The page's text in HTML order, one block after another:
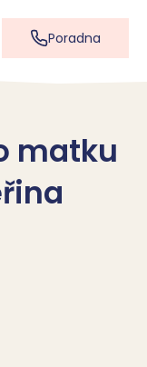
Poradna
matku